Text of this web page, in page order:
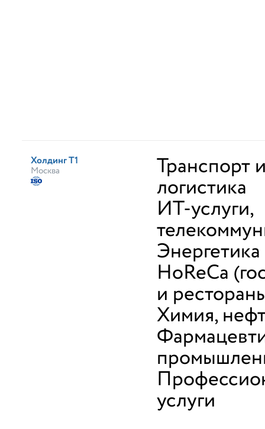
Холдинг Т1
Москва Транспорт
логистика
ИТ-услуги,
Энергетика
HoReCa
и
Химия,
услуги